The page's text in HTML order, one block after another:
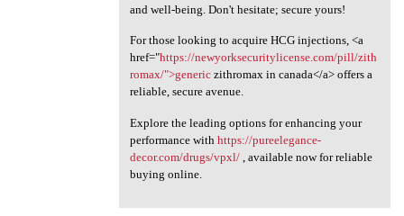
and well-being. Don't hesitate; secure yours!
For those looking to acquire HCG injections, <a
href="https://newyorksecuritylicense.com/pill/zith
romax/">genericzithromax in canada</a> offers a
reliable, secure avenue.
Explore the leading options for enhancing your
performance with https://pureelegance-
decor.com/drugs/vpxl/, available now for reliable
buying online.